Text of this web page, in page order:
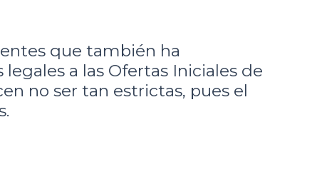
que también ha
a las Ofertas Iniciales de
no ser tan estrictas, pues el